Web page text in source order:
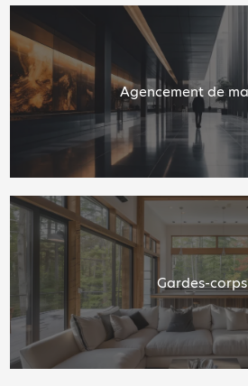
Agencement de
Gardes-corps